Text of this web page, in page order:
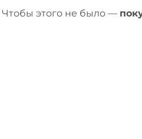
Чтобы этого не было —